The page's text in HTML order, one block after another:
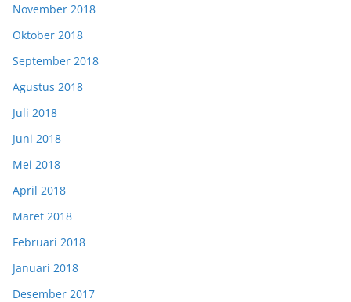
November 2018
Oktober 2018
September 2018
Agustus 2018
Juli 2018
Juni 2018
Mei 2018
April 2018
Maret 2018
Februari 2018
Januari 2018
Desember 2017